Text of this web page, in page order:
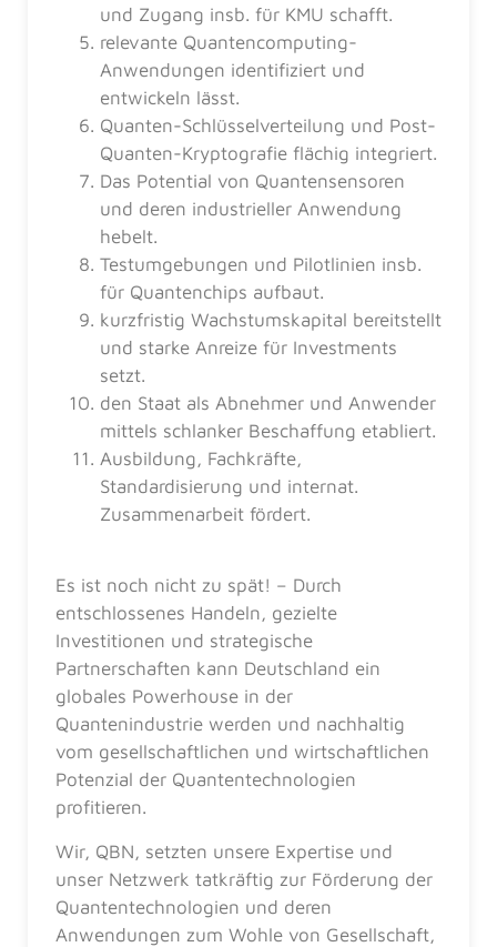
und Zugang insb. für KMU schafft.
relevante Quantencomputing-
Anwendungen identifiziert und
entwickeln lässt.
Quanten-Schlüsselverteilung und Post-
Quanten-Kryptografie flächig integriert.
Das Potential von Quantensensoren
und deren industrieller Anwendung
hebelt.
Testumgebungen und Pilotlinien insb.
für Quantenchips aufbaut.
kurzfristig Wachstumskapital bereitstellt
und starke Anreize für Investments
setzt.
den Staat als Abnehmer und Anwender
mittels schlanker Beschaffung etabliert.
Ausbildung, Fachkräfte,
Standardisierung und internat.
Zusammenarbeit fördert.
Es ist noch nicht zu spät! – Durch
entschlossenes Handeln, gezielte
Investitionen und strategische
Partnerschaften kann Deutschland ein
globales Powerhouse in der
Quantenindustrie werden und nachhaltig
vom gesellschaftlichen und wirtschaftlichen
Potenzial der Quantentechnologien
profitieren.
Wir, QBN, setzten unsere Expertise und
unser Netzwerk tatkräftig zur Förderung der
Quantentechnologien und deren
Anwendungen zum Wohle von Gesellschaft,